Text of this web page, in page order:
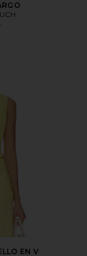
price:
CHALECO CON
EN V